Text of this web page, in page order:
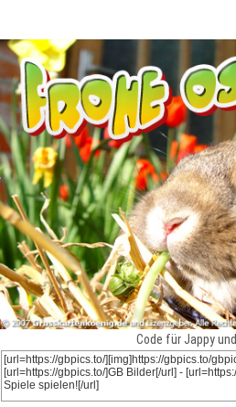
Code für Jappy und